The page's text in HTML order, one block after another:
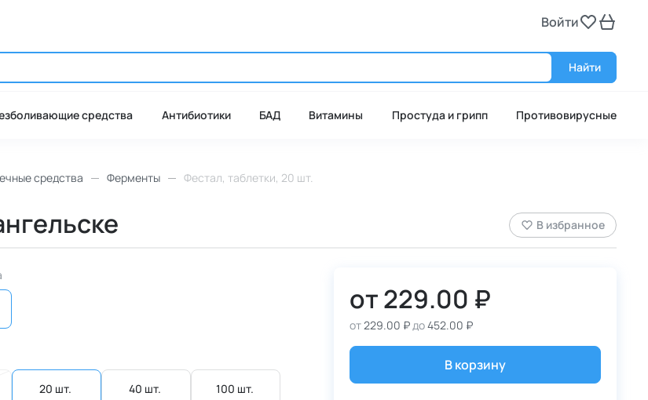
Войти
Найти
средства Антибиотики БАД Витамины Простуда и грипп Противовирусные
средства Ферменты Фестал, таблетки, 20 шт.
В избранное
20 шт. 40 шт. 100 шт.
от229.00 ₽
от229.00 ₽до452.00 ₽
В корзину